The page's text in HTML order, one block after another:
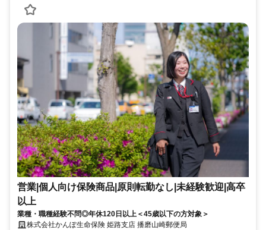
営業|個人向け保険商品|原則転勤なし|未経験歓迎|高卒
以上
業種・職種経験不問◎年休120日以上＜45歳以下の方対象＞
株式会社かんぽ生命保険 姫路支店 播磨山崎郵便局